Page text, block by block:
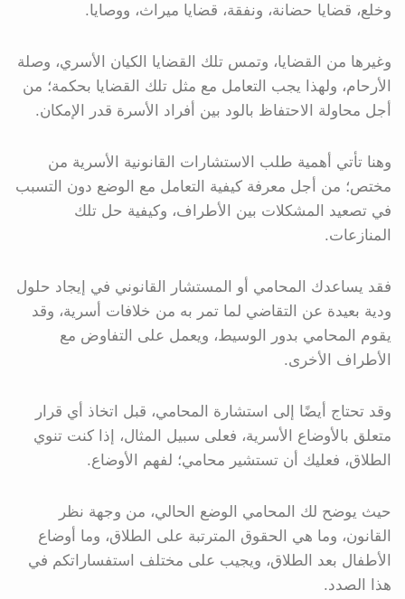
وخلع، قضايا حضانة، ونفقة، قضايا ميراث، ووصايا.
وغيرها من القضايا، وتمس تلك القضايا الكيان الأسري، وصلة
الأرحام، ولهذا يجب التعامل مع مثل تلك القضايا بحكمة؛ من
أجل محاولة الاحتفاظ بالود بين أفراد الأسرة قدر الإمكان.
وهنا تأتي أهمية طلب الاستشارات القانونية الأسرية من
مختص؛ من أجل معرفة كيفية التعامل مع الوضع دون التسبب
في تصعيد المشكلات بين الأطراف، وكيفية حل تلك
المنازعات.
فقد يساعدك المحامي أو المستشار القانوني في إيجاد حلول
ودية بعيدة عن التقاضي لما تمر به من خلافات أسرية، وقد
يقوم المحامي بدور الوسيط، ويعمل على التفاوض مع
الأطراف الأخرى.
وقد تحتاج أيضًا إلى استشارة المحامي، قبل اتخاذ أي قرار
متعلق بالأوضاع الأسرية، فعلى سبيل المثال، إذا كنت تنوي
الطلاق، فعليك أن تستشير محامي؛ لفهم الأوضاع.
حيث يوضح لك المحامي الوضع الحالي، من وجهة نظر
القانون، وما هي الحقوق المترتبة على الطلاق، وما أوضاع
الأطفال بعد الطلاق، ويجيب على مختلف استفساراتكم في
هذا الصدد.